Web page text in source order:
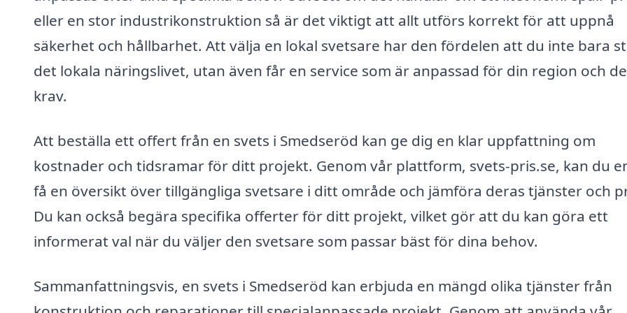
eller en stor industrikonstruktion så är det viktigt att allt utförs korrekt för att uppnå
säkerhet och hållbarhet. Att välja en lokal svetsare har den fördelen att du inte bara
det lokala näringslivet, utan även får en service som är anpassad för din region och
krav.
Att beställa ett offert från en svets i Smedseröd kan ge dig en klar uppfattning om
kostnader och tidsramar för ditt projekt. Genom vår plattform, svets-pris.se, kan du
få en översikt över tillgängliga svetsare i ditt område och jämföra deras tjänster och
Du kan också begära specifika offerter för ditt projekt, vilket gör att du kan göra ett
informerat val när du väljer den svetsare som passar bäst för dina behov.
Sammanfattningsvis, en svets i Smedseröd kan erbjuda en mängd olika tjänster från